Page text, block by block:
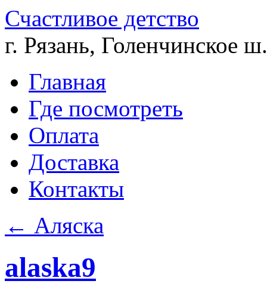
Счастливое детство
г. Рязань, Голенчинское
Главная
Где посмотреть
Оплата
Доставка
Контакты
← Аляска
alaska9